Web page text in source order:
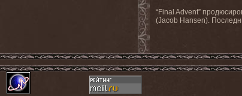
“Final Advent”
(Jacob Hansen).